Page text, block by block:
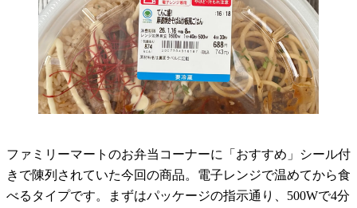
ファミリーマートのお弁当コーナーに「おすすめ」シール付
きで陳列されていた今回の商品。電子レンジで温めてから食
べるタイプです。まずはパッケージの指示通り、500Wで4分